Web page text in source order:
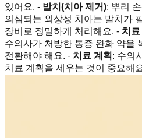
있어요. - 발치(치아 제거): 뿌리
의심되는 외상성 치아는 발치가
장비로 정밀하게 처리해요. - 치료
수의사가 처방한 통증 완화 약을
전환해야 해요. - 치료 계획 : 수의
치료 계획을 세우는 것이 중요해